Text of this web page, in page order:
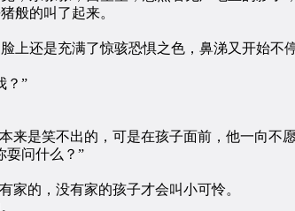
的叫了起来。
还是充满了惊骇恐惧之色，鼻涕又开始不
？”
是笑不出的，可是在孩子面前，他一向不愿
问什么？”
的，没有家的孩子才会叫小可怜。